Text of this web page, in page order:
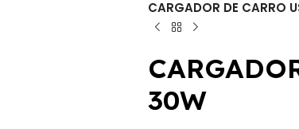
CARGADOR DE CARRO
30W